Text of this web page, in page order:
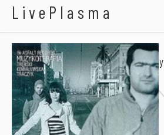
LivePlasma
Fat Belly Family
Muzykoterapia